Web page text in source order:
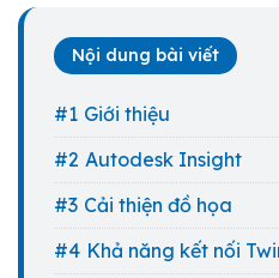
Nội dung bài viết
Giới thiệu
Autodesk Insight
Cải thiện đồ họa
Khả năng kết nối